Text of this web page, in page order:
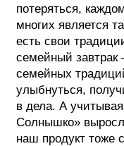
потеряться,
многих является
есть свои
семейный завтрак
семейных
улыбнуться,
в дела. А
Солнышко»
наш продукт тоже